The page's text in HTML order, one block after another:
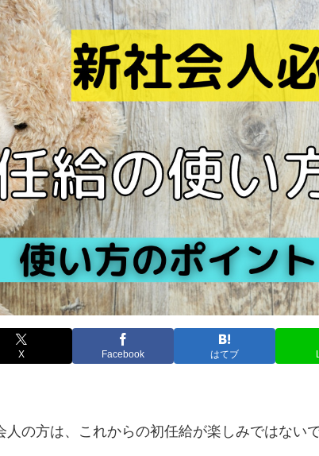
X Facebook はてブ
人の方は、これからの初任給が楽しみではない